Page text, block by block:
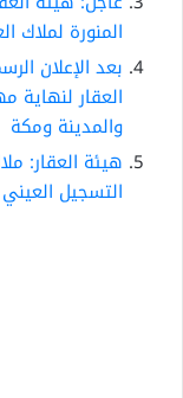
المنورة لملاك
بعد الإعلان
العقار
والمدينة ومكة
هيئة العقار:
التسجيل